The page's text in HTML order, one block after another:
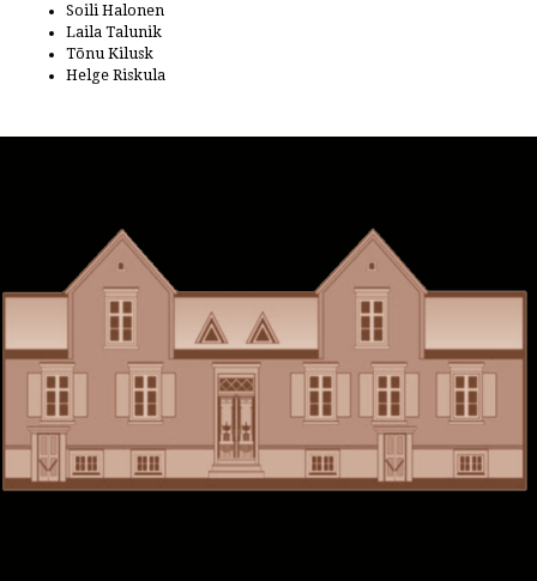
Soili Halonen
Laila Talunik
Tõnu Kilusk
Helge Riskula